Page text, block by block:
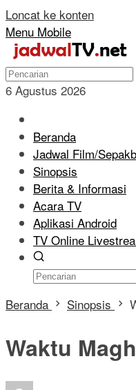
Loncat ke konten
Menu Mobile
6 Agustus 2026
Beranda
Jadwal Film/
Sinopsis
Berita & Informasi
Acara TV
Aplikasi Android
TV Online
Beranda Sinopsis
Waktu